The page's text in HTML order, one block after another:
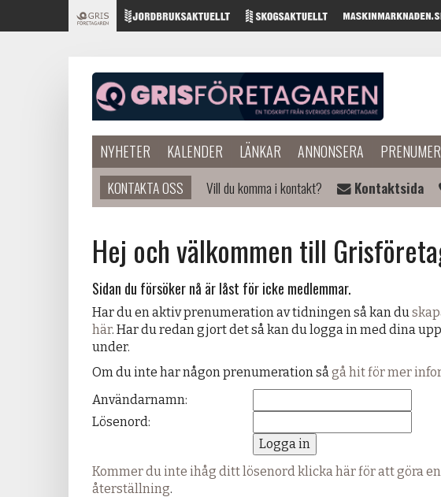
NYHETER KALENDER LÄNKAR ANNONSERA
KONTAKTA OSS
Vill du komma i kontakt? Kontaktsida
Hej och välkommen till
Sidan du försöker nå är låst för icke medlemmar.
Har du en aktiv prenumeration av tidningen så kan du
här. Har du redan gjort det så kan du logga in med dina
under.
Om du inte har någon prenumeration sågå hit för mer
Användarnamn:
Lösenord:
Kommer du inte ihåg ditt lösenord klicka här för att göra en
återställning.